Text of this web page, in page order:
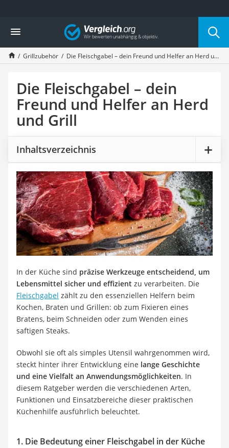
Die beliebtesten Vergleiche nach Kategorie
Baumarkt
Tresor feuerfest
Makita-Akku-Rasenmäher
Smartes Türschloss
Akku-Rasentrimmer
Feuchtigkeitsmessgerät
Split-Klimaanlage 2 Innengeräte
Pelletofen
Bohrmaschine
Tiefbrunnenpumpe
Fliesenschneider
Hochdruckreiniger
Doppelschleifer
Überwachungskamera
Benzinrasenmäher mit Elektrostart
Akku-Laubsauger
Löschdecke
Multimeter
Winterharte Palmen
Gasdurchlauferhitzer
Service
Vergleich
Grillzubehör Die Fleischgabel – dein Freund und Helfer an Herd und Grill
Die Fleischgabel – dein
Freund und Helfer an Herd
und Grill
Inhaltsverzeichnis
In der Küche sind präzise Werkzeuge entscheidend, um
Lebensmittel sicher und effizient zu verarbeiten. Die
Fleischgabel zählt zu den essenziellen Helfern beim
Kochen, Braten und Grillen: ob zum Fixieren eines
Bratens, beim Schneiden oder zum Wenden eines
saftigen Steaks.
Obwohl sie oft als simples Utensil wahrgenommen wird,
steckt hinter ihrer Entwicklung eine lange Geschichte
und eine Vielfalt an Anwendungsmöglichkeiten. In
diesem Ratgeber werden die verschiedenen Arten,
Funktionen und Einsatzbereiche dieser praktischen
Küchenhilfe ausführlich beleuchtet.
1. Die Bedeutung einer Fleischgabel in der Küche